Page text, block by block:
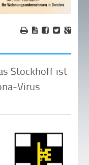
Stockhoff ist
Virus